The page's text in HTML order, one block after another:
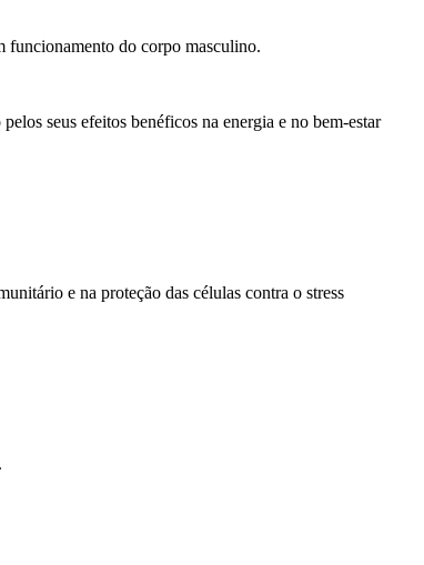
funcionamento do corpo masculino.
seus efeitos benéficos na energia e no bem-estar
e na proteção das células contra o stress